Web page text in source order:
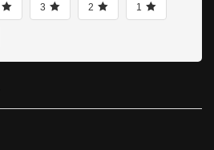
3 2 1